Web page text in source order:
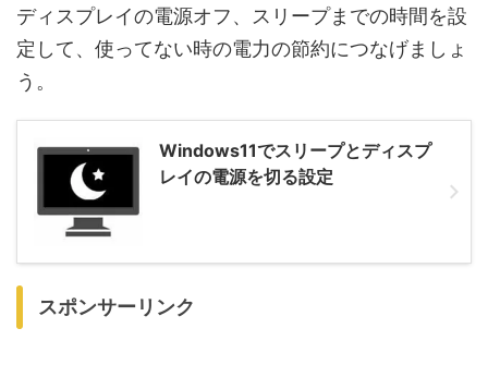
ディスプレイの電源オフ、スリープまでの時間を設
定して、使ってない時の電力の節約につなげましょ
う。
Windows11でスリープとディスプ
レイの電源を切る設定
スポンサーリンク